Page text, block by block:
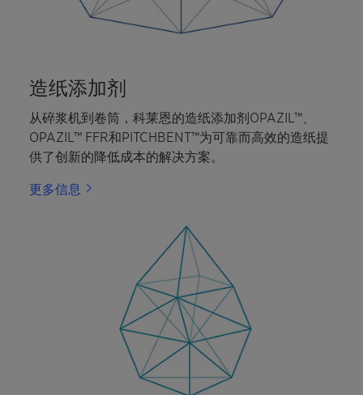
food itself often under warm, damp and humid
help bind fungal mycotoxins and help prevent
them from being resorbed into animals bodies,
where they may produce damaging effects.
造纸添加剂
从碎浆机到卷筒，科莱恩的造纸添加剂OPAZIL™、
OPAZIL™ FFR和PITCHBENT™为可靠而高效的造纸提
供了创新的降低成本的解决方案。
更多信息